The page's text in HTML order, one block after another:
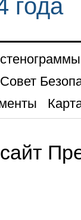
года
Совет